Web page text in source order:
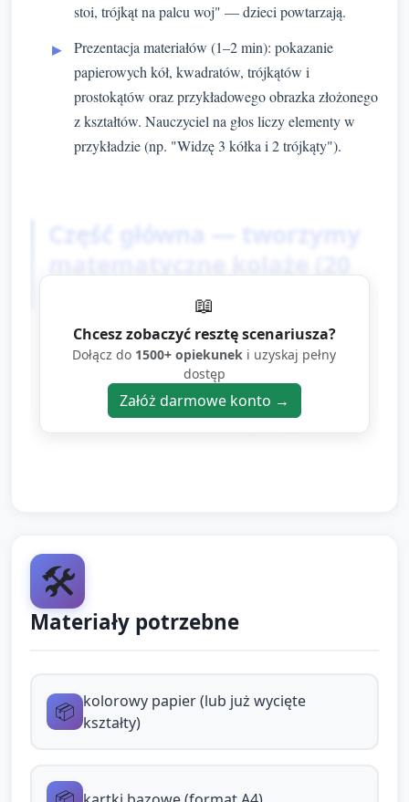
stoi, trójkąt na palcu woj" — dzieci powtarzają.
Prezentacja materiałów (1–2 min): pokazanie
papierowych kół, kwadratów, trójkątów i
prostokątów oraz przykładowego obrazka złożonego
z kształtów. Nauczyciel na głos liczy elementy w
przykładzie (np. "Widzę 3 kółka i 2 trójkąty").
Część główna — tworzymy
matematyczne kolaże (20
Rozdzielenie materiałów (2 min): każde dziecko
otrzymuje kartkę bazową, zestaw kolorowego
papieru lub już wyciętych prostych kształtów
(opcjonalnie część kształtów do samodzielnego
wycięcia), klej w sztyfcie, kredki lub flamastry.
Zachęcaj do używania słów
Zachęcaj do tworzenia prostych wzorów
📖
Chcesz zobaczyć resztę scenariusza?
Dołącz do 1500+ opiekunek i uzyskaj pełny
dostęp
Załóż darmowe konto →
🛠️
Materiały potrzebne
📦 kolorowy papier (lub już wycięte
kształty)